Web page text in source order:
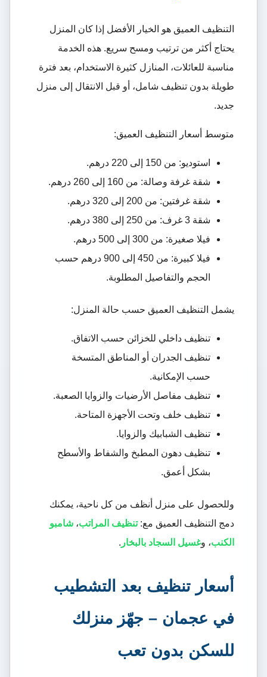
التنظيف العميق هو الخيار الأفضل إذا كان المنزل
يحتاج أكثر من ترتيب ومسح سريع. هذه الخدمة
مناسبة للعائلات، المنازل كثيرة الاستخدام، بعد فترة
طويلة بدون تنظيف شامل، أو قبل الانتقال إلى منزل
جديد.
متوسط أسعار التنظيف العميق:
استوديو: من 150 إلى 220 درهم.
شقة غرفة وصالة: من 160 إلى 260 درهم.
شقة غرفتين: من 200 إلى 320 درهم.
شقة 3 غرف: من 250 إلى 380 درهم.
فيلا صغيرة: من 300 إلى 500 درهم.
فيلا كبيرة: من 450 إلى 900 درهم حسب
الحجم والتفاصيل المطلوبة.
يشمل التنظيف العميق حسب حالة المنزل:
تنظيف داخلي للخزائن حسب الاتفاق.
تنظيف الجدران أو المناطق المتسخة
حسب الإمكانية.
تنظيف مفاصل الأرضيات والزوايا الصعبة.
تنظيف خلف وتحت الأجهزة المتاحة.
تنظيف الشبابيك والزوايا.
تنظيف دهون المطبخ والشفاط والأسطح
بشكل أعمق.
وللحصول على منزل أنظف من كل ناحية، يمكنك
دمج التنظيف العميق مع:تنظيف المراتب، شامبو
الكنب، وغسيل السجاد بالبخار .
أسعار تنظيف بعد التشطيب
في عجمان – جهّز منزلك
للسكن بدون تعب